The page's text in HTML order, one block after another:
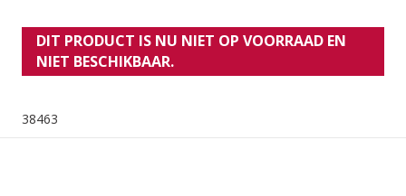
DIT PRODUCT IS NU NIET OP VOORRAAD EN
NIET BESCHIKBAAR.
38463